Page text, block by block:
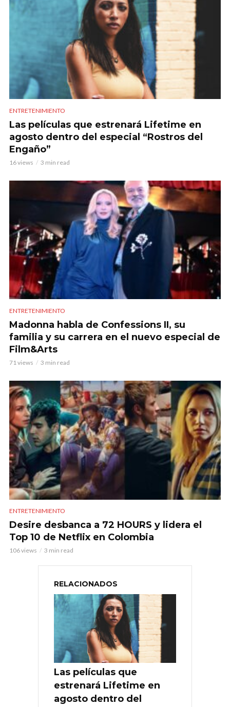
ENTRETENIMIENTO
Las películas que estrenará Lifetime en
agosto dentro del especial “Rostros del
Engaño”
16 views 3 min read
ENTRETENIMIENTO
Madonna habla de Confessions II, su
familia y su carrera en el nuevo especial de
Film&Arts
71 views 3 min read
ENTRETENIMIENTO
Desire desbanca a 72 HOURS y lidera el
Top 10 de Netflix en Colombia
106 views 3 min read
RELACIONADOS
Las películas que
estrenará Lifetime en
agosto dentro del